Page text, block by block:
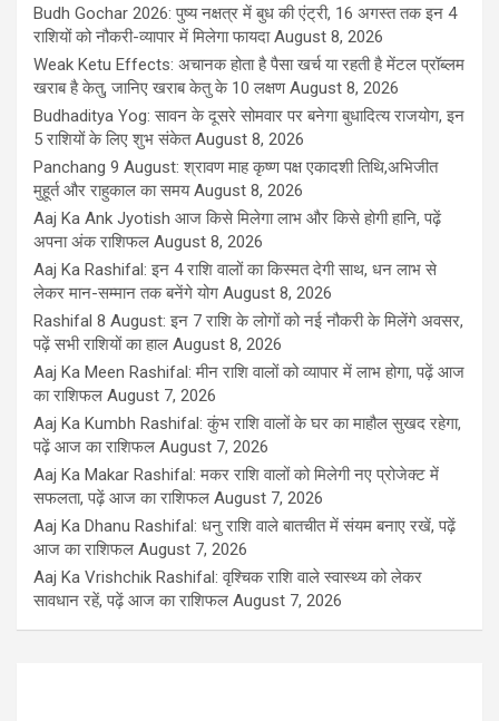
Budh Gochar 2026: पुष्य नक्षत्र में बुध की एंट्री, 16 अगस्त तक इन 4
राशियों को नौकरी-व्यापार में मिलेगा फायदा August 8, 2026
Weak Ketu Effects: अचानक होता है पैसा खर्च या रहती है मेंटल प्रॉब्लम
खराब है केतु, जानिए खराब केतु के 10 लक्षण August 8, 2026
Budhaditya Yog: सावन के दूसरे सोमवार पर बनेगा बुधादित्य राजयोग, इन
5 राशियों के लिए शुभ संकेत August 8, 2026
Panchang 9 August: श्रावण माह कृष्ण पक्ष एकादशी तिथि,अभिजीत
मुहूर्त और राहुकाल का समय August 8, 2026
Aaj Ka Ank Jyotish आज किसे मिलेगा लाभ और किसे होगी हानि, पढ़ें
अपना अंक राशिफल August 8, 2026
Aaj Ka Rashifal: इन 4 राशि वालों का किस्मत देगी साथ, धन लाभ से
लेकर मान-सम्मान तक बनेंगे योग August 8, 2026
Rashifal 8 August: इन 7 राशि के लोगों को नई नौकरी के मिलेंगे अवसर,
पढ़ें सभी राशियों का हाल August 8, 2026
Aaj Ka Meen Rashifal: मीन राशि वालों को व्यापार में लाभ होगा, पढ़ें आज
का राशिफल August 7, 2026
Aaj Ka Kumbh Rashifal: कुंभ राशि वालों के घर का माहौल सुखद रहेगा,
पढ़ें आज का राशिफल August 7, 2026
Aaj Ka Makar Rashifal: मकर राशि वालों को मिलेगी नए प्रोजेक्ट में
सफलता, पढ़ें आज का राशिफल August 7, 2026
Aaj Ka Dhanu Rashifal: धनु राशि वाले बातचीत में संयम बनाए रखें, पढ़ें
आज का राशिफल August 7, 2026
Aaj Ka Vrishchik Rashifal: वृश्चिक राशि वाले स्वास्थ्य को लेकर
सावधान रहें, पढ़ें आज का राशिफल August 7, 2026